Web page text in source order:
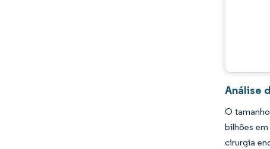
Análise
O
bilhões
cirurgia